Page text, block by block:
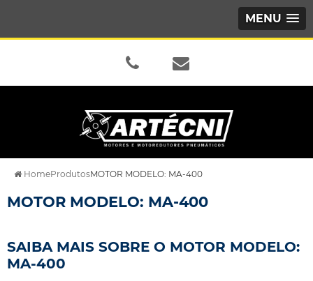
MENU
HomeProdutosMOTOR MODELO: MA-400
MOTOR MODELO: MA-400
SAIBA MAIS SOBRE O MOTOR MODELO:
MA-400